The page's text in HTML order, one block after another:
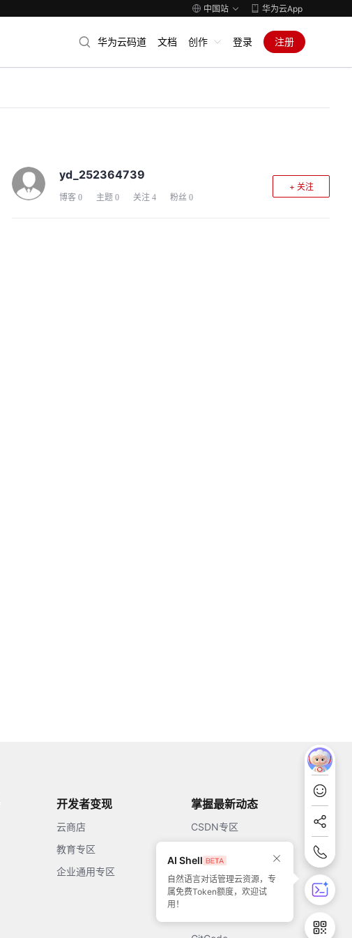
中国站 华为云App
华为云码道 文档 创作 登录 注册
yd_252364739
博客 0 主题 0 关注 4 粉丝 0
+ 关注
开发者变现
云商店
教育专区
企业通用专区
掌握最新动态
CSDN专区
51CTO
AI Shell
自然语言对话管理云资源，专
属免费Token额度，欢迎试
用！